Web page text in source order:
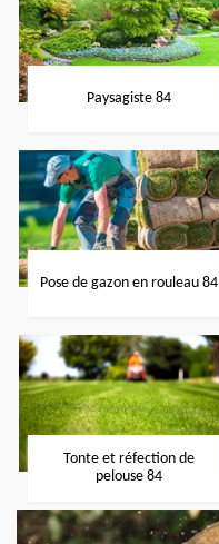
Paysagiste 84
Pose de gazon en rouleau 84
Tonte et réfection de
pelouse 84